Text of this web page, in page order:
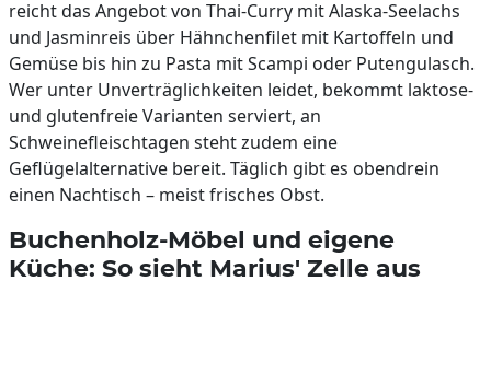
reicht das Angebot von Thai-Curry mit Alaska-Seelachs
und Jasminreis über Hähnchenfilet mit Kartoffeln und
Gemüse bis hin zu Pasta mit Scampi oder Putengulasch.
Wer unter Unverträglichkeiten leidet, bekommt laktose-
und glutenfreie Varianten serviert, an
Schweinefleischtagen steht zudem eine
Geflügelalternative bereit. Täglich gibt es obendrein
einen Nachtisch – meist frisches Obst.
Buchenholz-Möbel und eigene
Küche: So sieht Marius' Zelle aus